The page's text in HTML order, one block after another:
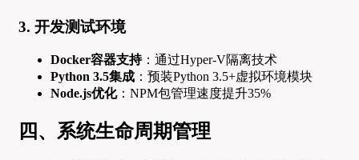
3. 开发测试环境
Docker容器支持：通过Hyper-V隔离技术
Python 3.5集成 ：预装Python 3.5+虚拟环境模块
Node.js优化：NPM包管理速度提升35%
四、系统生命周期管理